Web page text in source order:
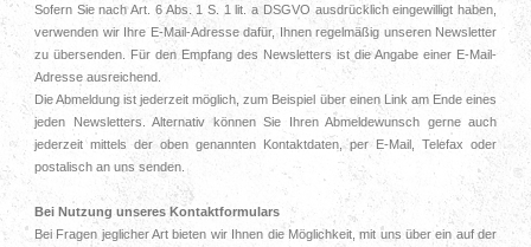
Sofern Sie nach Art. 6 Abs. 1 S. 1 lit. a DSGVO ausdrücklich eingewilligt haben,
verwenden wir Ihre E-Mail-Adresse dafür, Ihnen regelmäßig unseren Newsletter
zu übersenden. Für den Empfang des Newsletters ist die Angabe einer E-Mail-
Adresse ausreichend.
Die Abmeldung ist jederzeit möglich, zum Beispiel über einen Link am Ende eines
jeden Newsletters. Alternativ können Sie Ihren Abmeldewunsch gerne auch
jederzeit mittels der oben genannten Kontaktdaten, per E-Mail, Telefax oder
postalisch an uns senden.
Bei Nutzung unseres Kontaktformulars
Bei Fragen jeglicher Art bieten wir Ihnen die Möglichkeit, mit uns über ein auf der